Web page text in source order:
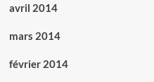
avril 2014
mars 2014
février 2014